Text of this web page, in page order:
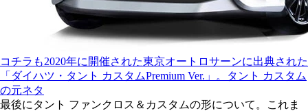
コチラも2020年に開催された東京オートロサーンに出典された
「ダイハツ・タント カスタムPremium Ver.」。タント カスタム
の元ネタ
最後にタント ファンクロス＆カスタムの形について。これま